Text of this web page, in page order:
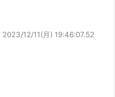
2023/12/11(月) 19:46:07.52